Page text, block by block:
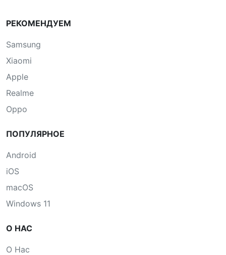
РЕКОМЕНДУЕМ
Samsung
Xiaomi
Apple
Realme
Oppo
ПОПУЛЯРНОЕ
Android
iOS
macOS
Windows 11
О НАС
О Нас